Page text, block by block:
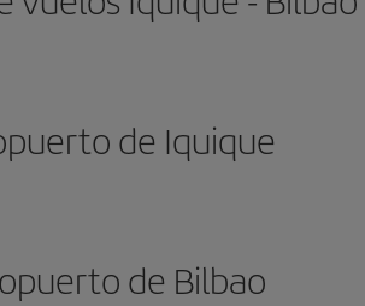
de Iquique
de Bilbao